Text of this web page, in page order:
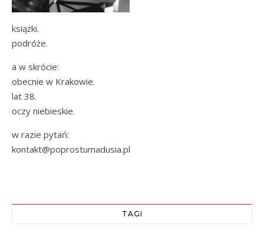
książki.
podróże.
a w skrócie:
obecnie w Krakowie.
lat 38.
oczy niebieskie.
w razie pytań:
kontakt@poprostumadusia.pl
TAGI